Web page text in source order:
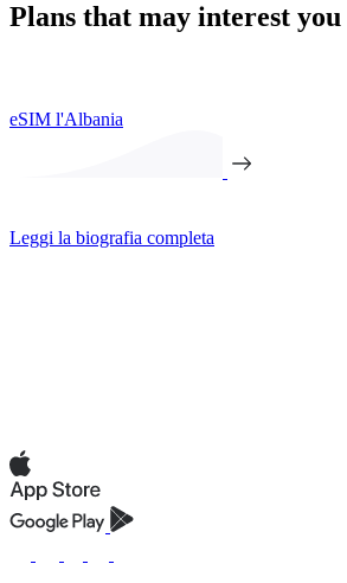
Plans that may interest you
eSIM l'Albania
Leggi la biografia completa